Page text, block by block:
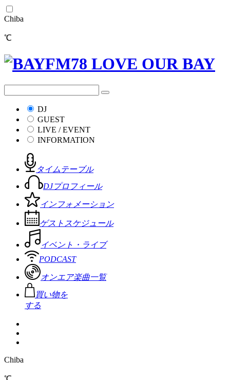
Chiba
℃
DJ
GUEST
LIVE / EVENT
INFORMATION
タイムテーブル
DJプロフィール
インフォメーション
ゲストスケジュール
イベント・ライブ
PODCAST
オンエア楽曲一覧
買い物を
する
Chiba